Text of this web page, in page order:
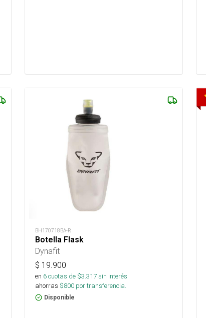
BH170718BA-R
Botella Flask
Dynafit
$ 19.900
en 6cuotas de $3.317sin interés
ahorras $800por transferencia.
Disponible